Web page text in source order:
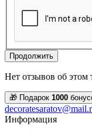
Продолжить
Нет отзывов об этом
🎁 Подарок 1000
Информация